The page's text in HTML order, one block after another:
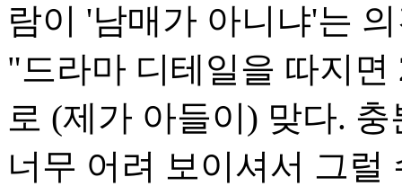
람이 '남매가 아니냐'는
"드라마 디테일을 따지
로 (제가 아들이) 맞다.
너무 어려 보이셔서 그